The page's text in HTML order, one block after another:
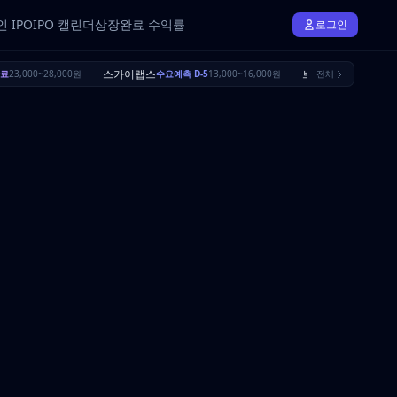
IPOIPO 캘린더상장완료 수익률 로그인
23,000~28,000원 스카이랩스수요예측 D-513,000~16,000원 브릴스수요예측 D-22
전체